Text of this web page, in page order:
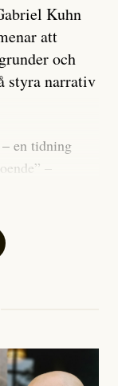
Kuhn
att
och
styra narrativ
– en tidning
–
”röd, grön och
bra
ingressen